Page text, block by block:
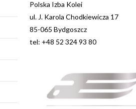
Polska Izba Kolei
ul. J. Karola Chodkiewicza 17
85-065 Bydgoszcz
tel: +48 52 324 93 80